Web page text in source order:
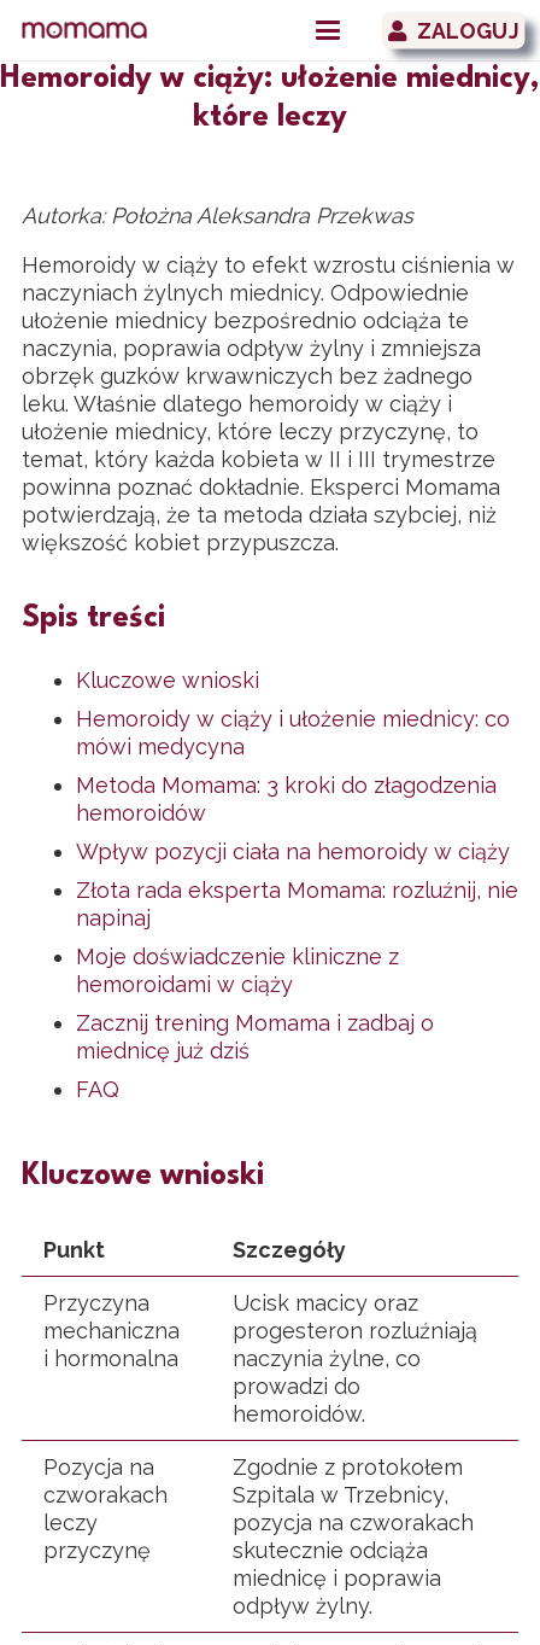
ZALOGUJ
Hemoroidy w ciąży: ułożenie miednicy,
które leczy
Autorka: Położna Aleksandra Przekwas
Hemoroidy w ciąży to efekt wzrostu ciśnienia w
naczyniach żylnych miednicy. Odpowiednie
ułożenie miednicy bezpośrednio odciąża te
naczynia, poprawia odpływ żylny i zmniejsza
obrzęk guzków krwawniczych bez żadnego
leku. Właśnie dlatego hemoroidy w ciąży i
ułożenie miednicy, które leczy przyczynę, to
temat, który każda kobieta w II i III trymestrze
powinna poznać dokładnie. Eksperci Momama
potwierdzają, że ta metoda działa szybciej, niż
większość kobiet przypuszcza.
Spis treści
Kluczowe wnioski
Hemoroidy w ciąży i ułożenie miednicy: co
mówi medycyna
Metoda Momama: 3 kroki do złagodzenia
hemoroidów
Wpływ pozycji ciała na hemoroidy w ciąży
Złota rada eksperta Momama: rozluźnij, nie
napinaj
Moje doświadczenie kliniczne z
hemoroidami w ciąży
Zacznij trening Momama i zadbaj o
miednicę już dziś
FAQ
Kluczowe wnioski
Punkt Szczegóły
Przyczyna
mechaniczna
i hormonalna
Ucisk macicy oraz
progesteron rozluźniają
naczynia żylne, co
prowadzi do
hemoroidów.
Pozycja na
czworakach
leczy
przyczynę
Zgodnie z protokołem
Szpitala w Trzebnicy,
pozycja na czworakach
skutecznie odciąża
miednicę i poprawia
odpływ żylny.